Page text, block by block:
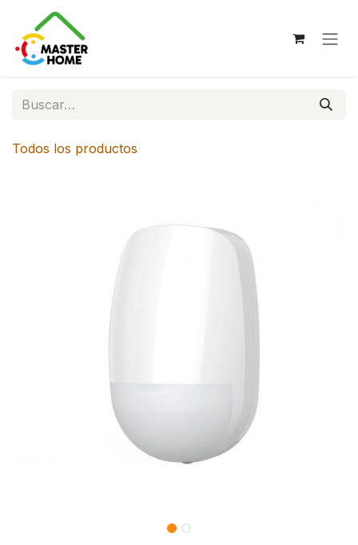
Ir al contenido
Todos los productos